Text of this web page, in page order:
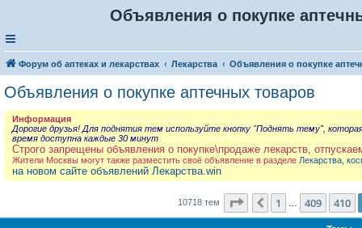
Объявления о покупке
Форум об аптеках и лекарствах Лекарства Объявления о покупке
Объявления о покупке аптечных товаров
Информация
Дорогие друзья! Для поднятия тем используйте кнопку "Поднять тему",
время доступна каждые 30 минут
Строго запрещены объявления о покупке\продаже лекарств,
Жители Москвы могут также разместить своё объявление в разделе Лекарства,
на новом сайте объявлений Лекарства.win
10718 тем Страница 411из 429
Пред.
1 409 410